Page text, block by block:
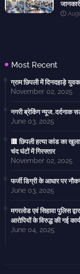
Most Recent
ग्राम छिपली में दिनदहाड़े
November 02, 2025
नगरी ब्रेकिंग न्यूज..दर्दनाक
June 03, 2025
🟥 छिपली हत्या कांड का
चंद घंटों में गिरफ्तार
November 02, 2025
फर्जी डिग्री के आधार पर
June 03, 2025
मगरलोड एवं सिहावा पुलिस
आरोपियों के विरुद्ध की गई
June 04, 2025